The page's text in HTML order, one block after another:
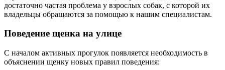
достаточно частая проблема у взрослых собак, с которой их
владельцы обращаются за помощью к нашим специалистам.
Поведение щенка на улице
С началом активных прогулок появляется необходимость в
объяснении щенку новых правил поведения: